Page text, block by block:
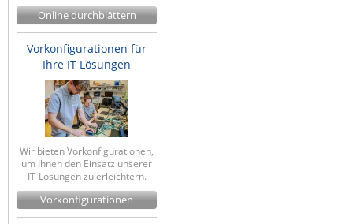
Online durchblättern
Vorkonfigurationen für
Ihre IT Lösungen
Wir bieten Vorkonfigurationen,
um Ihnen den Einsatz unserer
IT-Lösungen zu erleichtern.
Vorkonfigurationen